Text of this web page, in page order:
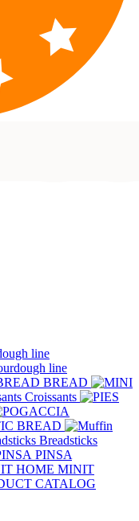
line
line
BREAD
Croissants
BREAD
Breadsticks
PINSA
MINIT
CATALOG